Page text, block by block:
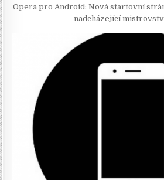
Opera pro Android: Nová startovní
nadcházející